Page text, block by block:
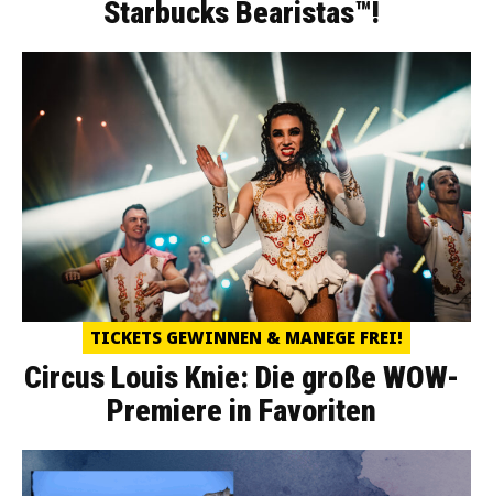
Starbucks Bearistas™!
TICKETS GEWINNEN & MANEGE FREI!
Circus Louis Knie: Die große WOW-
Premiere in Favoriten